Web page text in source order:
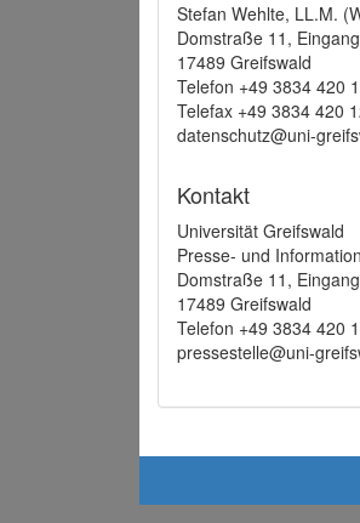
Stefan Wehlte, LL.M.
Domstraße 11,
17489 Greifswald
Telefon +49 3834 420
Telefax +49 3834 420
datenschutz@uni-
Kontakt
Universität Greifswald
Presse- und
Domstraße 11,
17489 Greifswald
Telefon +49 3834 420
pressestelle@uni-